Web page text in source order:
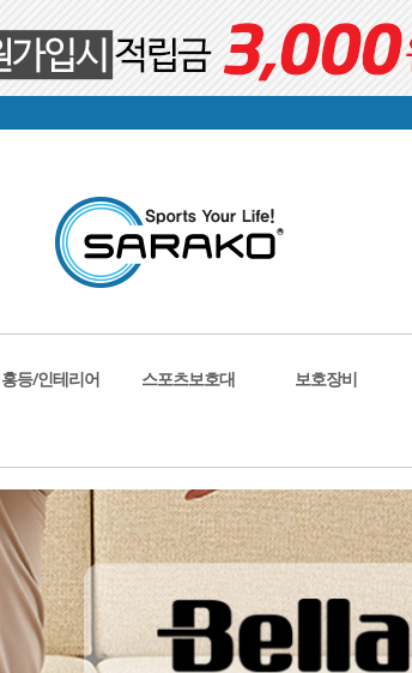
홍등/인테리어 스포츠보호대 보호장비